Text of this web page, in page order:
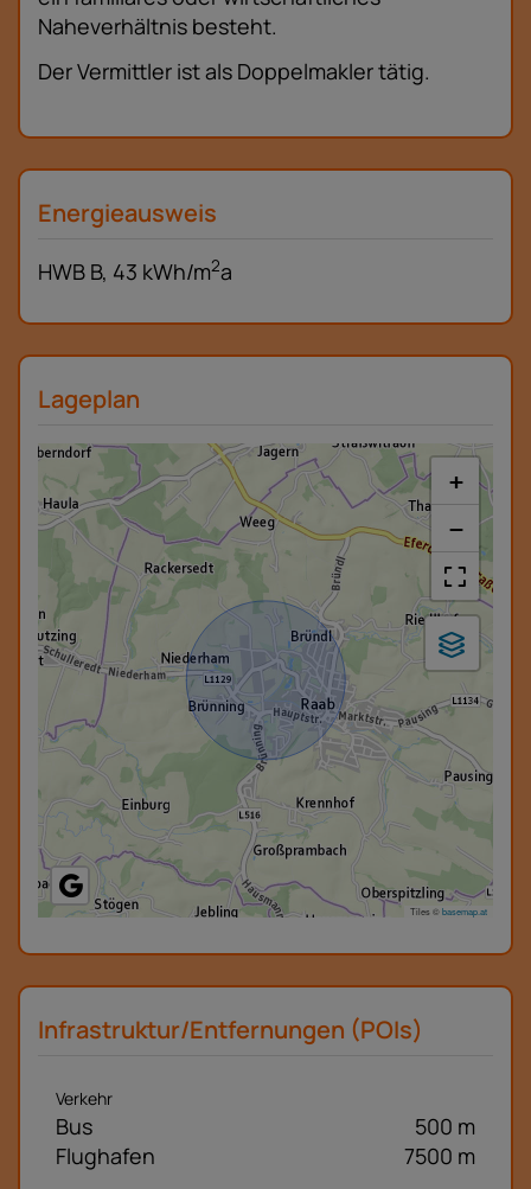
Naheverhältnis besteht.
Der Vermittler ist als Doppelmakler tätig.
Energieausweis
HWB B, 43 kWh/m2a
Lageplan
+
−
Tiles ©basemap.at
Infrastruktur/Entfernungen (POIs)
Verkehr
Bus
500 m
Flughafen
7500 m